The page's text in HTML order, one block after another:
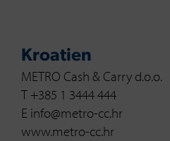
Kroatien
METRO Cash & Carry d.o.o.
T +385 1 3444 444
E info@metro-cc.hr
www.metro-cc.hr